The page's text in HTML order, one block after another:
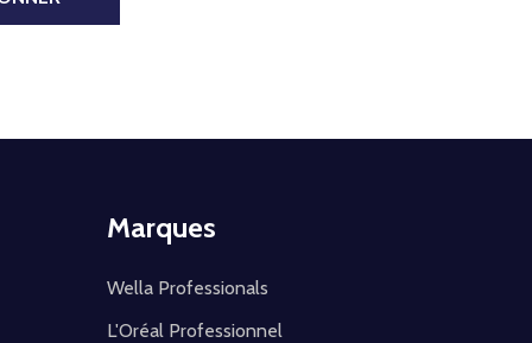
Marques
Wella Professionals
L'Oréal Professionnel